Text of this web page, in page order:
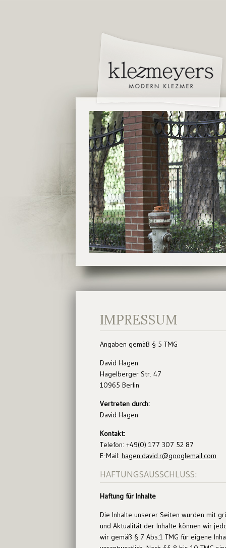
IMPRESSUM
Angaben gemäß § 5 TMG
David Hagen
Hagelberger Str. 47
10965 Berlin
Vertreten durch:
David Hagen
Kontakt:
Telefon: +49(0) 177 307 52 87
E-Mail: hagen.david.r@googlemail.com
HAFTUNGSAUSSCHLUSS:
Haftung für Inhalte
Die Inhalte unserer Seiten wurden mit
und Aktualität der Inhalte können wir
wir gemäß § 7 Abs.1 TMG für eigene